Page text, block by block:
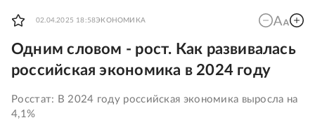
02.04.2025 18:58ЭКОНОМИКА
Одним словом - рост. Как развивалась
российская экономика в 2024 году
Росстат: В 2024 году российская экономика выросла на
4,1%